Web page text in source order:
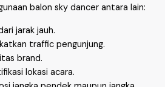
balon sky dancer antara lain:
jarak jauh.
traffic pengunjung.
brand.
lokasi acara.